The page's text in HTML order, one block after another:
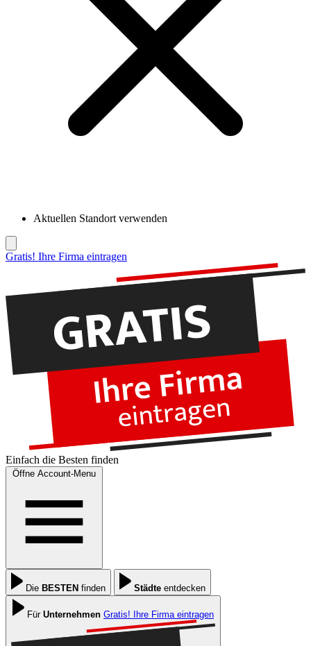
Aktuellen Standort verwenden
Gratis! Ihre Firma eintragen
Einfach die Besten finden
Öffne Account-Menu
Die BESTEN finden Städte entdecken
Für Unternehmen Gratis! Ihre Firma eintragen